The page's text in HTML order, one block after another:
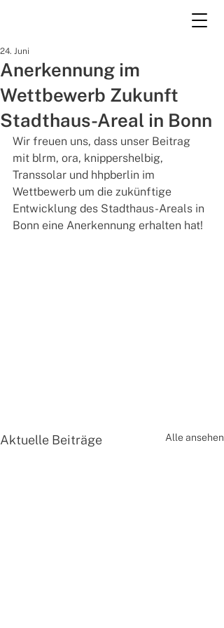
Anerkennung im
Wettbewerb Zukunft
Stadthaus-Areal in Bonn
24. Juni
Wir freuen uns, dass unser Beitrag
mit blrm, ora, knippershelbig,
Transsolar und hhpberlin im
Wettbewerb um die zukünftige
Entwicklung des Stadthaus-Areals in
Bonn eine Anerkennung erhalten hat!
Aktuelle Beiträge Alle ansehen